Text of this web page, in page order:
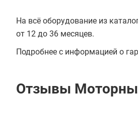
На всё оборудование из
от 12 до 36 месяцев.
Подробнее с информацией о
Отзывы